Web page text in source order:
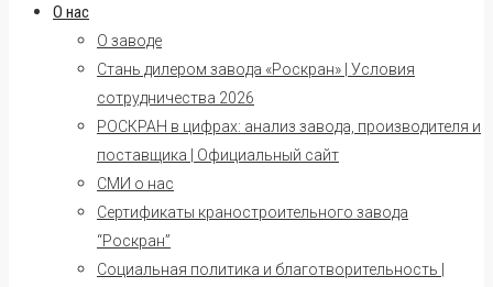
О нас
О заводе
Стань дилером завода «Роскран» | Условия
сотрудничества 2026
РОСКРАН в цифрах: анализ завода, производителя и
поставщика | Официальный сайт
СМИ о нас
Сертификаты краностроительного завода
“Роскран”
Социальная политика и благотворительность |